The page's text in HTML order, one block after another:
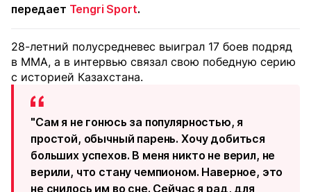
передает Tengri Sport.
28-летний полусредневес выиграл 17 боев подряд
в ММА, а в интервью связал свою победную серию
с историей Казахстана.
"Сам я не гонюсь за популярностью, я
простой, обычный парень. Хочу добиться
больших успехов. В меня никто не верил, не
верили, что стану чемпионом. Наверное, это
не снилось им во сне. Сейчас я рад, для